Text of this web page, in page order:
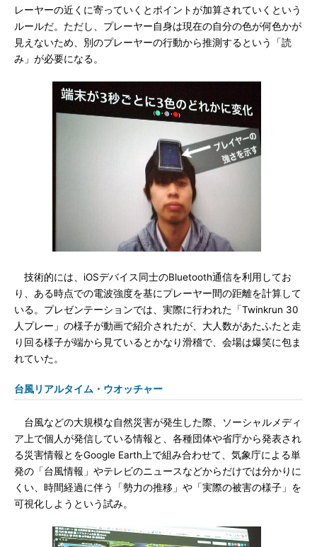
レーヤーの近くに寄っていくとポイントが加算されていくという
ルールだ。ただし、プレーヤー自身は現在の自分の色が何色かが
見えないため、別のプレーヤーの行動から推測するという「読
み」が必要になる。
技術的には、iOSデバイス同士のBluetooth通信を利用してお
り、ある時点での電波強度を基にプレーヤー間の距離を計算して
いる。プレゼンテーションでは、実際に行われた「Twinkrun 30
人プレー」の様子が動画で紹介されたが、大人数があたふたと走
り回る様子が端から見ているとかなり滑稽で、会場は爆笑に包ま
れていた。
台風リアルタイム・ウオッチャー
台風などの大規模な自然災害が発生した際、ソーシャルメディ
ア上で個人が発信している情報と、各種団体や省庁から発表され
る災害情報とをGoogle Earth上で組み合わせて、気象庁による単
発の「台風情報」やテレビのニュースなどからだけでは分かりに
くい、時間経過に伴う「勢力の推移」や「実際の被害の様子」を
可視化しようという試み。